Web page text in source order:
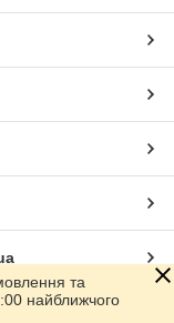
та
найближчого